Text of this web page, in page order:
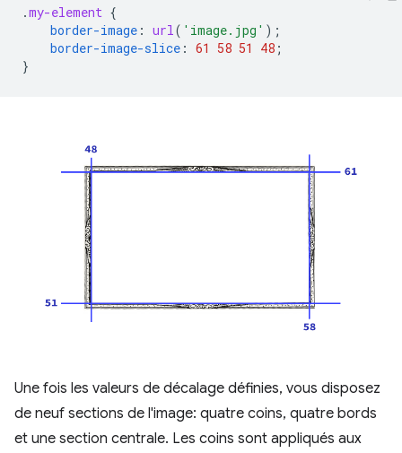
.my-element {
border-image : url( 'image.jpg' );
border-image-slice : 61 58 51 48 ;
}
Une fois les valeurs de décalage définies, vous disposez
de neuf sections de l'image: quatre coins, quatre bords
et une section centrale. Les coins sont appliqués aux